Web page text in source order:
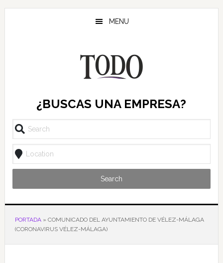
Saltar
Saltar
Saltar
MENU
¿BUSCAS UNA EMPRESA?
Search
PORTADA» COMUNICADO DEL AYUNTAMIENTO DE VÉLEZ-MÁLAGA
(CORONAVIRUS VÉLEZ-MÁLAGA)